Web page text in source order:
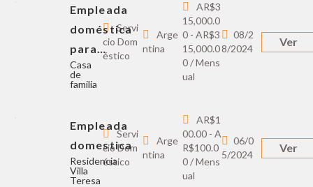
Empleada
doméstica
para…
Casa
de
familia
Servi
cio Dom
éstico
Arge
ntina
AR$3
15,000.0
0 - AR$3
15,000.0
0 / Mens
ual
08/2
8/2024
Ver
Empleada
domestica
Residencia
Villa
Teresa
Servi
cio Dom
éstico
Arge
ntina
AR$1
00.00 - A
R$100.0
0 / Mens
ual
06/0
5/2024
Ver